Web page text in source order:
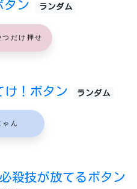
タン ランダム
だけ押せ
け！ボタン ランダム
ゃん
殺技が放てるボタン